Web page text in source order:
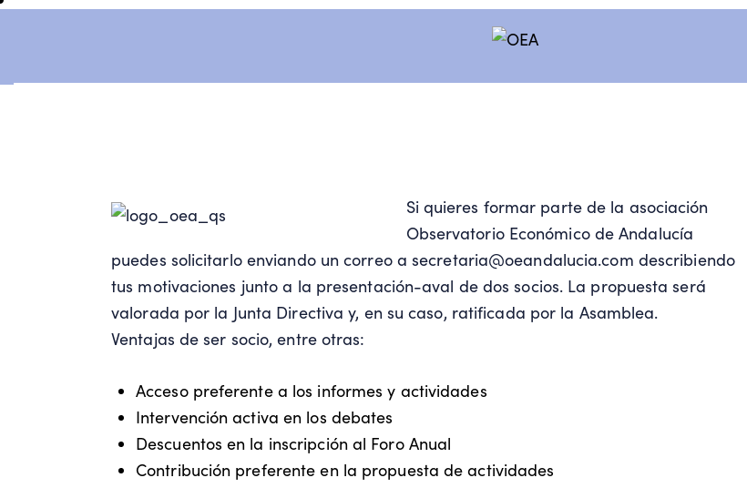
Si quieres formar parte de la asociación
Observatorio Económico de Andalucía
puedes solicitarlo enviando un correo asecretaria@oeandalucia.com describiendo
tus motivaciones junto a la presentación-aval de dos socios. La propuesta será
valorada por la Junta Directiva y, en su caso, ratificada por la Asamblea.
Ventajas de ser socio, entre otras:
Acceso preferente a los informes y actividades
Intervención activa en los debates
Descuentos en la inscripción al Foro Anual
Contribución preferente en la propuesta de actividades